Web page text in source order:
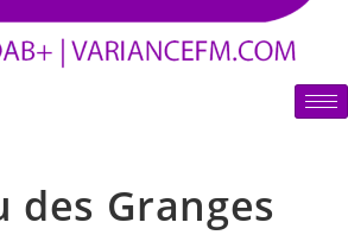
des Granges